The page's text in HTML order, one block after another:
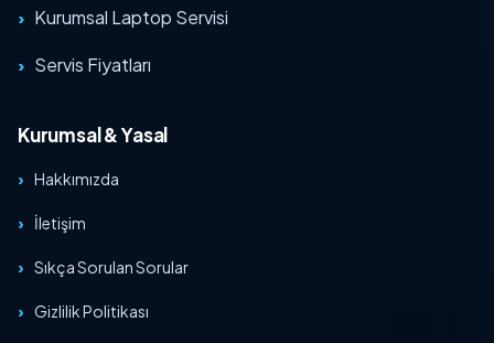
Kurumsal Laptop Servisi
Servis Fiyatları
Kurumsal & Yasal
Hakkımızda
İletişim
Sıkça Sorulan Sorular
Gizlilik Politikası